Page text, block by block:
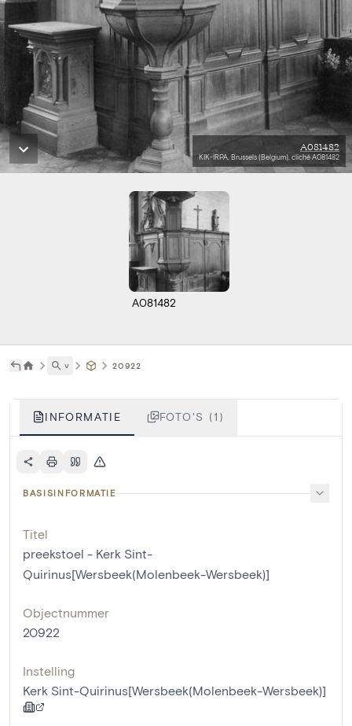
A081482
KIK-IRPA, Brussels (Belgium), cliché A081482
A081482
˅ 20922
INFORMATIE FOTO'S (1)
BASISINFORMATIE
Titel
preekstoel - Kerk Sint-
Quirinus[Wersbeek(Molenbeek-Wersbeek)]
Objectnummer
20922
Instelling
Kerk Sint-Quirinus[Wersbeek(Molenbeek-Wersbeek)]